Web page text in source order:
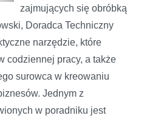
zajmujących się obróbką
Doradca Techniczny
narzędzie, które
codziennej pracy, a także
surowca w kreowaniu
Jednym z
w poradniku jest